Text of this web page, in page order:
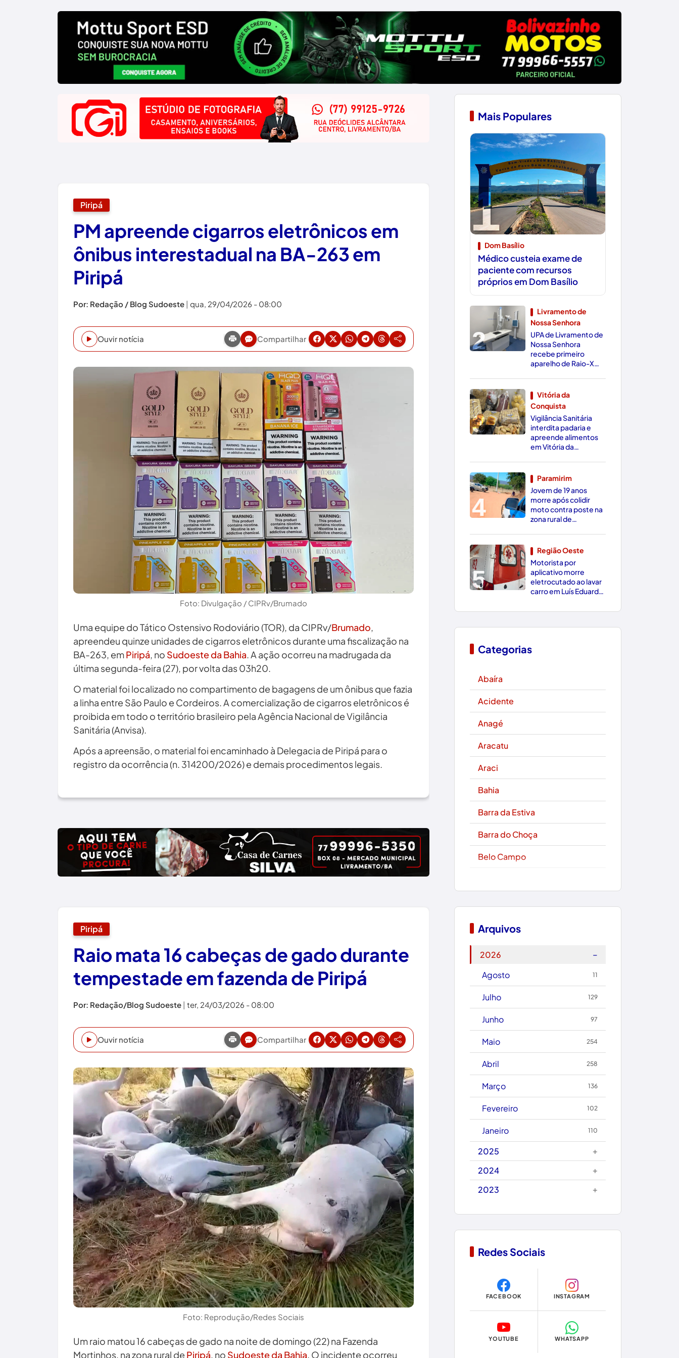
Piripá
PM apreende cigarros eletrônicos em
ônibus interestadual na BA-263 em
Piripá
Por: Redação / Blog Sudoeste | qua, 29/04/2026 - 08:00
Ouvir notícia Compartilhar
Foto: Divulgação / CIPRv/Brumado
Uma equipe do Tático Ostensivo Rodoviário (TOR), da CIPRv/Brumado,
apreendeu quinze unidades de cigarros eletrônicos durante uma fiscalização na
BA-263, emPiripá, no Sudoeste da Bahia. A ação ocorreu na madrugada da
última segunda-feira (27), por volta das 03h20.
O material foi localizado no compartimento de bagagens de um ônibus que fazia
a linha entre São Paulo e Cordeiros. A comercialização de cigarros eletrônicos é
proibida em todo o território brasileiro pela Agência Nacional de Vigilância
Sanitária (Anvisa).
Após a apreensão, o material foi encaminhado à Delegacia de Piripá para o
registro da ocorrência (n. 314200/2026) e demais procedimentos legais.
Piripá
Raio mata 16 cabeças de gado durante
tempestade em fazenda de Piripá
Por: Redação/Blog Sudoeste | ter, 24/03/2026 - 08:00
Ouvir notícia Compartilhar
Foto: Reprodução/Redes Sociais
Um raio matou 16 cabeças de gado na noite de domingo (22) na Fazenda
Mortinhos, na zona rural de Piripá, no Sudoeste da Bahia. O incidente ocorreu
Mais Populares
1
Dom Basílio
Médico custeia exame de
paciente com recursos
próprios em Dom Basílio
2
Livramento de
Nossa Senhora
UPA de Livramento de
Nossa Senhora
recebe primeiro
aparelho de Raio-X
3
Vitória da
Conquista
Vigilância Sanitária
interdita padaria e
apreende alimentos
em Vitória da
4
Paramirim
Jovem de 19 anos
morre após colidir
moto contra poste na
zona rural de
5
Região Oeste
Motorista por
aplicativo morre
eletrocutado ao lavar
carro em Luís Eduardo
Categorias
Abaíra
Acidente
Anagé
Aracatu
Araci
Bahia
Barra da Estiva
Barra do Choça
Belo Campo
Boquira
Brumado
Caculé
Caetanos
Caetité
Candiba
Cândido Sales
Caraíbas
Carinhanha
Caturama
Chapada Diamantina
Condeúba
Copa do Mundo 2026
Dom Basílio
Economia
Educação
Arquivos
2026
−
Agosto
11
Julho 129
Junho 97
Maio 254
Abril 258
Março 136
Fevereiro 102
Janeiro 110
2025
+
2024
+
2023
+
Redes Sociais
FACEBOOK INSTAGRAM
YOUTUBE WHATSAPP